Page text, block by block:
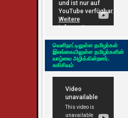
வெளிநாட்டிலுள்ள தமிழர்கள்
இலங்கையிலுள்ள தமிழர்களின்
வாழ்வை அழிக்கின்றனர்.
சுகிசிவம்